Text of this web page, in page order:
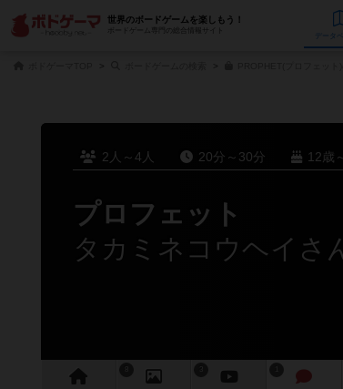
世界のボードゲームを楽しもう！
ボードゲーム専門の総合情報サイト
2人～4人 20分～30分 12歳
プロフェット
タカミネコウヘイさ